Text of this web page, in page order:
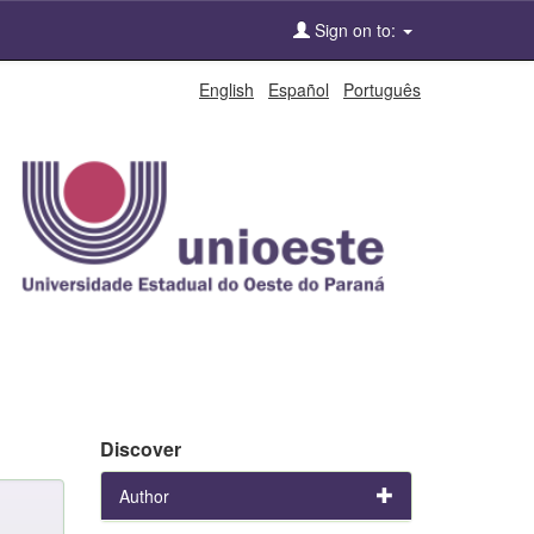
Sign on to:
English Español Português
Discover
Author